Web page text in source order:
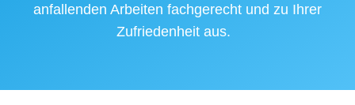
anfallenden Arbeiten fachgerecht und zu Ihrer
Zufriedenheit aus.